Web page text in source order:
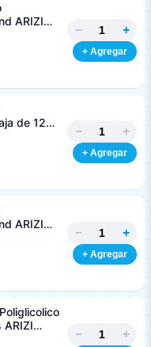
ARIZI
Conica
− +
+ Agregar
de 12
− +
+ Agregar
ARIZI
Conica
− +
+ Agregar
ARIZI
26mm
− +